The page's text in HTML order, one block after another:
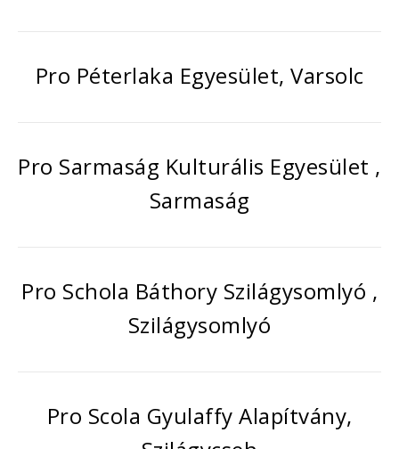
Pro Péterlaka Egyesület, Varsolc
Pro Sarmaság Kulturális Egyesület ,
Sarmaság
Pro Schola Báthory Szilágysomlyó ,
Szilágysomlyó
Pro Scola Gyulaffy Alapítvány,